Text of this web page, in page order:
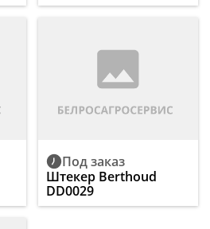
Под заказ
Штекер Berthoud
DD0029